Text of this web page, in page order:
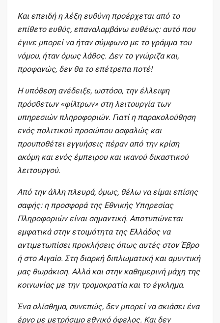
Και επειδή η λέξη ευθύνη προέρχεται από το
επίθετο ευθύς, επαναλαμβάνω ευθέως: αυτό που
έγινε μπορεί να ήταν σύμφωνο με το γράμμα του
νόμου, ήταν όμως λάθος. Δεν το γνώριζα και,
προφανώς, δεν θα το επέτρεπα ποτέ!
Η υπόθεση ανέδειξε, ωστόσο, την έλλειψη
πρόσθετων «φίλτρων» στη λειτουργία των
υπηρεσιών πληροφοριών. Γιατί η παρακολούθηση
ενός πολιτικού προσώπου ασφαλώς και
προυποθέτει εγγυήσεις πέραν από την κρίση
ακόμη και ενός έμπειρου και ικανού δικαστικού
λειτουργού.
Από την άλλη πλευρά, όμως, θέλω να είμαι επίσης
σαφής: η προσφορά της Εθνικής Υπηρεσίας
Πληροφοριών είναι σημαντική. Αποτυπώνεται
εμφατικά στην ετοιμότητα της Ελλάδος να
αντιμετωπίσει προκλήσεις όπως αυτές στον Έβρο
ή στο Αιγαίο. Στη διαρκή διπλωματική και αμυντική
μας θωράκιση. Αλλά και στην καθημερινή μάχη της
κοινωνίας με την τρομοκρατία και το έγκλημα.
Ένα ολίσθημα, συνεπώς, δεν μπορεί να σκιάσει ένα
έργο με μετρήσιμο εθνικό όφελος. Και δεν